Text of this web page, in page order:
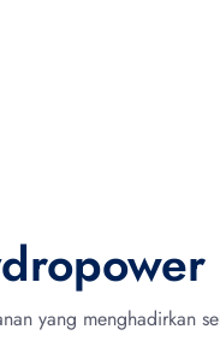
yang menghadirkan